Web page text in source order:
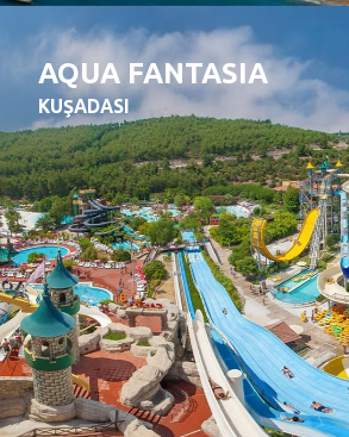
AQUA FANTASIA
KUŞADASI